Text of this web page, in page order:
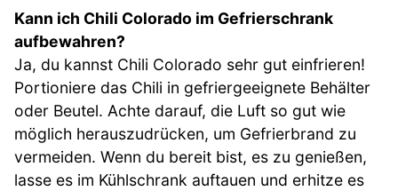
Kann ich Chili Colorado im Gefrierschrank
aufbewahren?
Ja, du kannst Chili Colorado sehr gut einfrieren!
Portioniere das Chili in gefriergeeignete Behälter
oder Beutel. Achte darauf, die Luft so gut wie
möglich herauszudrücken, um Gefrierbrand zu
vermeiden. Wenn du bereit bist, es zu genießen,
lasse es im Kühlschrank auftauen und erhitze es